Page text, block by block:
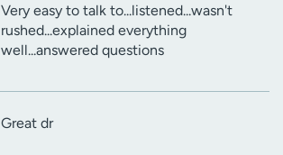
Very easy to talk to...listened...wasn't
rushed...explained everything
well...answered questions
Great dr